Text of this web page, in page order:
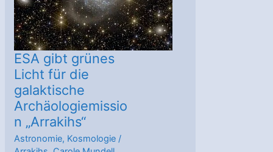
ESA gibt grünes
Licht für die
galaktische
Archäologiemissio
n „Arrakihs“
Astronomie, Kosmologie /